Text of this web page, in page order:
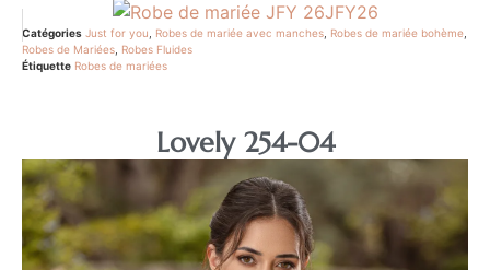
Catégories Just for you Robes de mariée avec manches Robes de mariée bohème
Robes de Mariées Robes Fluides
Étiquette Robes de mariées
Lovely 254-04